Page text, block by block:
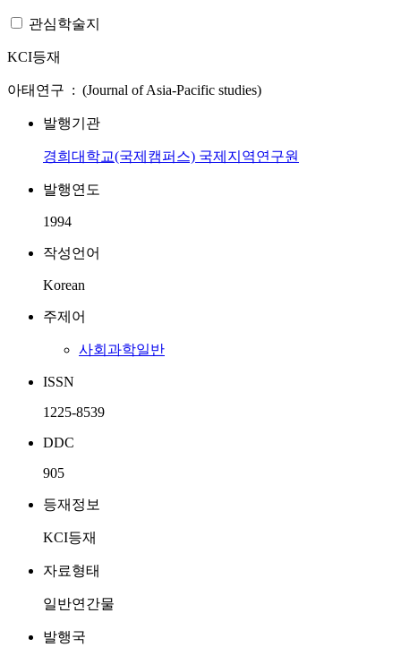
관심학술지
KCI등재
아태연구 : (Journal of Asia-Pacific studies)
발행기관
경희대학교(국제캠퍼스) 국제지역연구원
발행연도
1994
작성언어
Korean
주제어
사회과학일반
ISSN
1225-8539
DDC
905
등재정보
KCI등재
자료형태
일반연간물
발행국